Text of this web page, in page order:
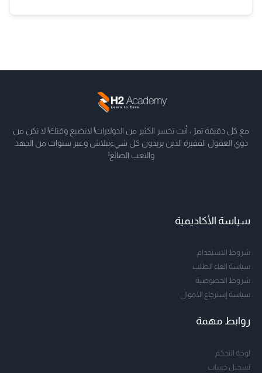
مع كل دقيقة تمرّ ، أنت تخسر الكثير من الدولارات! لاتضيع وقتك! لا تكن من
ذوي العقول الفقيرة الذين يريدون كل شيءببلاش وعبر سنوات من الجهد
والتعب الضائع!
سياسة الأكاديمية
شروط الاستخدام
سياسة الغاء الطلب
شروط الخصوصية
سياسة إسترجاع الاموال
روابط مهمة
لوحة التحكم
تسجيل حساب